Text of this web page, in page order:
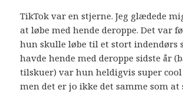
TikTok var en stjerne. Jeg glædede
at løbe med hende deroppe. Det var
hun skulle løbe til et stort indendørs
havde hende med deroppe sidste år
tilskuer) var hun heldigvis super
men det er jo ikke det samme som at